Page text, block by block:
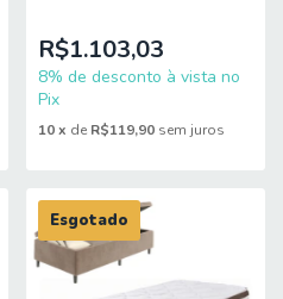
R$1.103,03
8% de desconto à vista no
Pix
10 x de R$119,90 sem juros
Esgotado